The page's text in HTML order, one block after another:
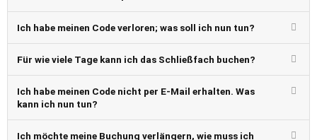
Ich habe meinen Code verloren; was soll ich nun tun?
Für wie viele Tage kann ich das Schließfach buchen?
Ich habe meinen Code nicht per E-Mail erhalten. Was
kann ich nun tun?
Ich möchte meine Buchung verlängern, wie muss ich